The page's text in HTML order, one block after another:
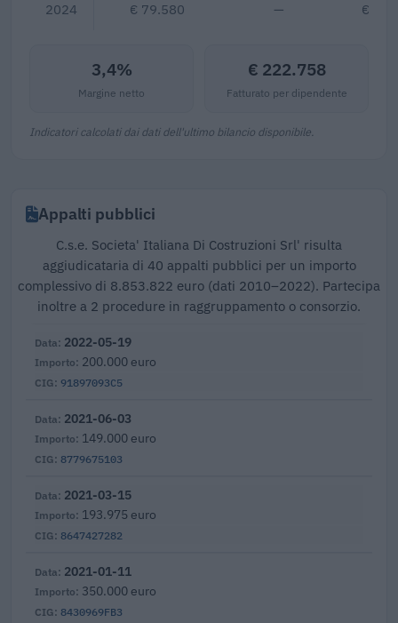
2024 € 79.580 — €
3,4%
Margine netto
€ 222.758
Fatturato per dipendente
Indicatori calcolati dai dati dell'ultimo bilancio disponibile.
Appalti pubblici
C.s.e. Societa' Italiana Di Costruzioni Srl' risulta
aggiudicataria di 40 appalti pubblici per un importo
complessivo di 8.853.822 euro (dati 2010–2022). Partecipa
inoltre a 2 procedure in raggruppamento o consorzio.
91897093C5
2022-05-19
200.000 euro
8779675103
2021-06-03
149.000 euro
8647427282
2021-03-15
193.975 euro
8430969FB3
2021-01-11
350.000 euro